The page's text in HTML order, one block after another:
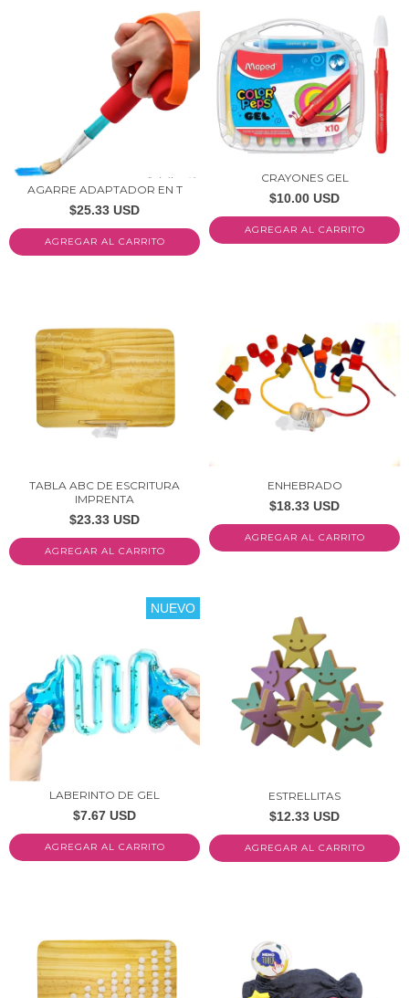
AGARRE ADAPTADOR EN T
$25.33 USD
AGREGAR AL CARRITO
CRAYONES GEL
$10.00 USD
TABLA ABC DE ESCRITURA
IMPRENTA
$23.33 USD
ENHEBRADO
$18.33 USD
NUEVO
LABERINTO DE GEL
$7.67 USD
AGREGAR AL CARRITO
ESTRELLITAS
$12.33 USD